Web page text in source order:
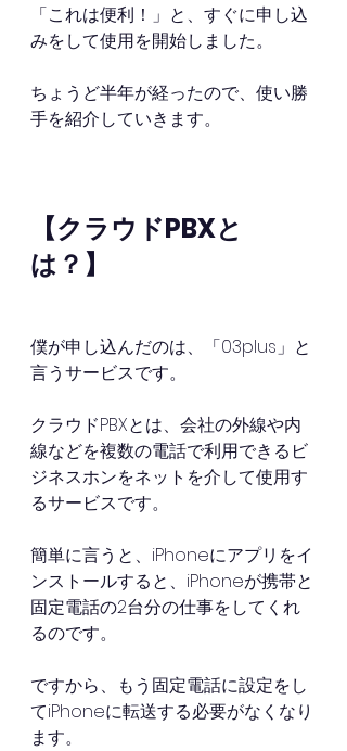
「これは便利！」と、すぐに申し込
みをして使用を開始しました。
ちょうど半年が経ったので、使い勝
手を紹介していきます。
【クラウドPBXと
は？】
僕が申し込んだのは、「03plus」と
言うサービスです。
クラウドPBXとは、会社の外線や内
線などを複数の電話で利用できるビ
ジネスホンをネットを介して使用す
るサービスです。
簡単に言うと、iPhoneにアプリをイ
ンストールすると、iPhoneが携帯と
固定電話の2台分の仕事をしてくれ
るのです。
ですから、もう固定電話に設定をし
てiPhoneに転送する必要がなくなり
ます。